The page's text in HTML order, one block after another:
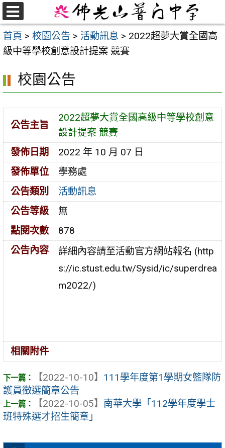
跳
至
主
要
首頁 > 校園公告 > 活動訊息 > 2022超夢大賞全國高
級中等學校創意設計提案 競賽
校園公告
公告主旨
2022超夢大賞全國高級中等學校創意
設計提案 競賽
發佈日期
2022 年 10 月 07 日
發佈單位
學務處
公告類別
活動訊息
公告等級
無
點閱次數
878
公告內容
詳細內容請至活動官方網站報名 (http
s://ic.stust.edu.tw/Sysid/ic/superdrea
m2022/)
相關附件
【2022-10-10】 111學年度第1學期女籃隊防
護員徵選簡章公告
【2022-10-05】 南華大學「112學年度學士
班特殊選才招生簡章」
選
單